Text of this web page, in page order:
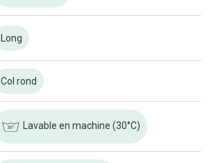
Long
Col rond
Lavable en machine (30°C)